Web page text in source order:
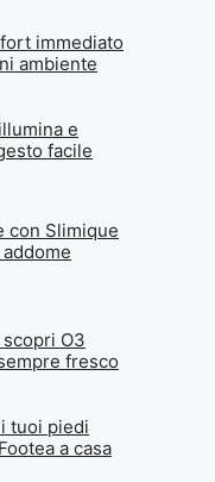
immediato
ambiente
e
facile
con Slimique
O3
fresco
tuoi piedi
a casa